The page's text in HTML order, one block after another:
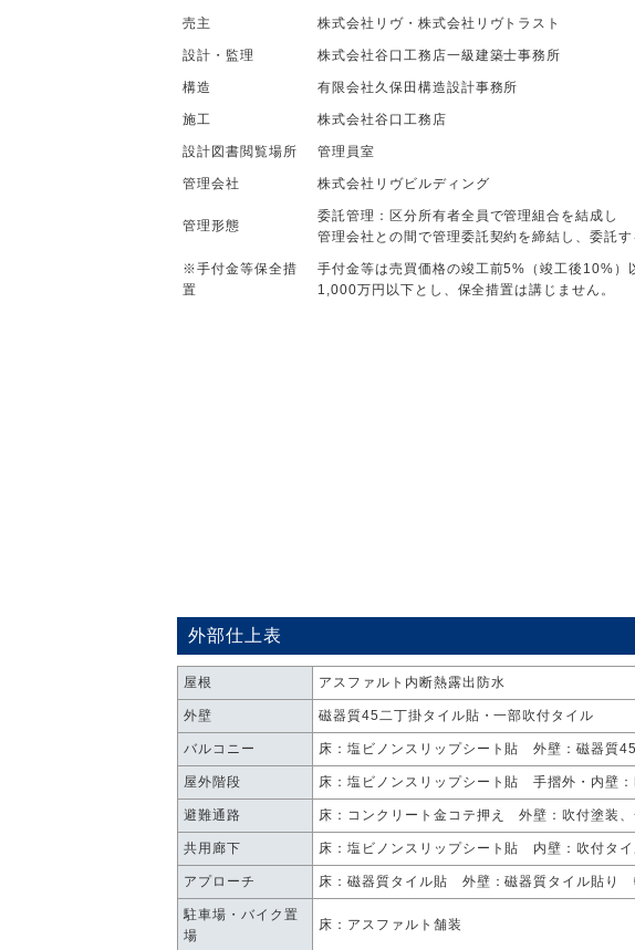
売主 株式会社リヴ・株式会社リヴトラスト
設計・監理 株式会社谷口工務店一級建築士事務所
構造 有限会社久保田構造設計事務所
施工 株式会社谷口工務店
設計図書閲覧場所 管理員室
管理会社 株式会社リヴビルディング
管理形態
委託管理：区分所有者全員で管理組合を結成し
管理会社との間で管理委託契約を締結し、委託す
※手付金等保全措
置
手付金等は売買価格の竣工前5%（竣工後10%）
1,000万円以下とし、保全措置は講じません。
外部仕上表
屋根 アスファルト内断熱露出防水
外壁 磁器質45二丁掛タイル貼・一部吹付タイル
バルコニー 床：塩ビノンスリップシート貼 外壁：磁器質
屋外階段 床：塩ビノンスリップシート貼 手摺外・内壁
避難通路 床：コンクリート金コテ押え 外壁：吹付塗装
共用廊下 床：塩ビノンスリップシート貼 内壁：吹付タ
アプローチ 床：磁器質タイル貼 外壁：磁器質タイル貼り
駐車場・バイク置
場
床：アスファルト舗装